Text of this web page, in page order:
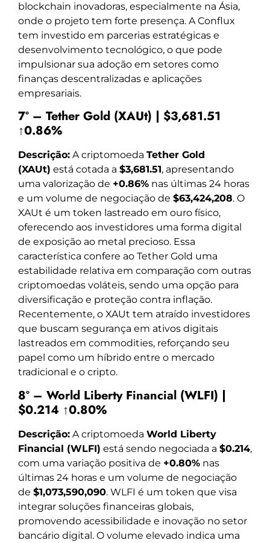
blockchain inovadoras, especialmente na Ásia,
onde o projeto tem forte presença. A Conflux
tem investido em parcerias estratégicas e
desenvolvimento tecnológico, o que pode
impulsionar sua adoção em setores como
finanças descentralizadas e aplicações
empresariais.
7º – Tether Gold (XAUt) | $3,681.51
↑0.86%
Descrição: A criptomoeda Tether Gold
(XAUt) está cotada a $3,681.51, apresentando
uma valorização de +0.86% nas últimas 24 horas
e um volume de negociação de $63,424,208. O
XAUt é um token lastreado em ouro físico,
oferecendo aos investidores uma forma digital
de exposição ao metal precioso. Essa
característica confere ao Tether Gold uma
estabilidade relativa em comparação com outras
criptomoedas voláteis, sendo uma opção para
diversificação e proteção contra inflação.
Recentemente, o XAUt tem atraído investidores
que buscam segurança em ativos digitais
lastreados em commodities, reforçando seu
papel como um híbrido entre o mercado
tradicional e o cripto.
8º – World Liberty Financial (WLFI) |
$0.214 ↑0.80%
Descrição: A criptomoeda World Liberty
Financial (WLFI) está sendo negociada a $0.214,
com uma variação positiva de +0.80% nas
últimas 24 horas e um volume de negociação
de $1,073,590,090. WLFI é um token que visa
integrar soluções financeiras globais,
promovendo acessibilidade e inovação no setor
bancário digital. O volume elevado indica uma